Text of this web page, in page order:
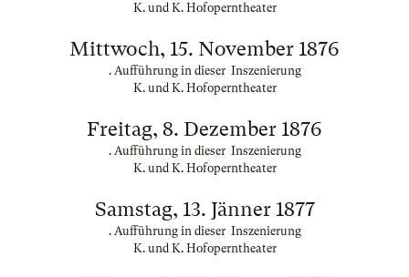
K. und K. Hofoperntheater
Mittwoch, 15. November 1876
. Aufführung in dieser Inszenierung
K. und K. Hofoperntheater
Freitag, 8. Dezember 1876
. Aufführung in dieser Inszenierung
K. und K. Hofoperntheater
Samstag, 13. Jänner 1877
. Aufführung in dieser Inszenierung
K. und K. Hofoperntheater